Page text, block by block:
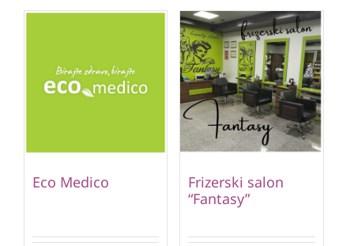
Eco Medico
Frizerski salon
“Fantasy”